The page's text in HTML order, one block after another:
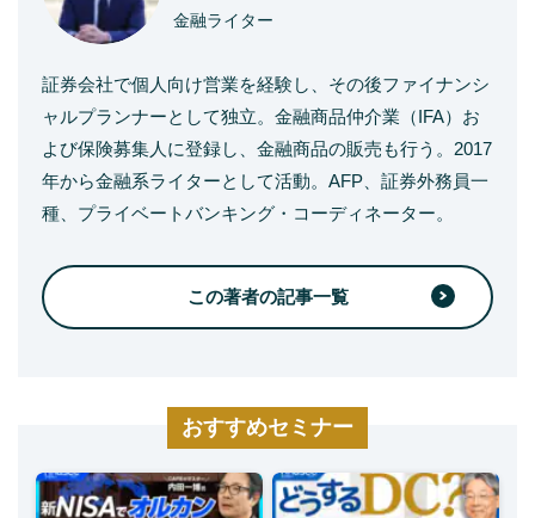
金融ライター
証券会社で個人向け営業を経験し、その後ファイナンシ
ャルプランナーとして独立。金融商品仲介業（IFA）お
よび保険募集人に登録し、金融商品の販売も行う。2017
年から金融系ライターとして活動。AFP、証券外務員一
種、プライベートバンキング・コーディネーター。
この著者の記事一覧
おすすめセミナー